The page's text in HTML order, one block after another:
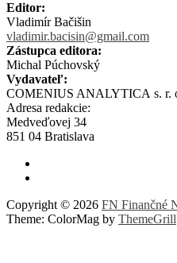
Editor:
Vladimír Bačišin
vladimir.bacisin@gmail.com
Zástupca editora:
Michal Púchovský
Vydavateľ:
COMENIUS ANALYTICA s. r.
Adresa redakcie:
Medveďovej 34
851 04 Bratislava
Copyright © 2026 FN Finančné
Theme: ColorMag by ThemeGrill